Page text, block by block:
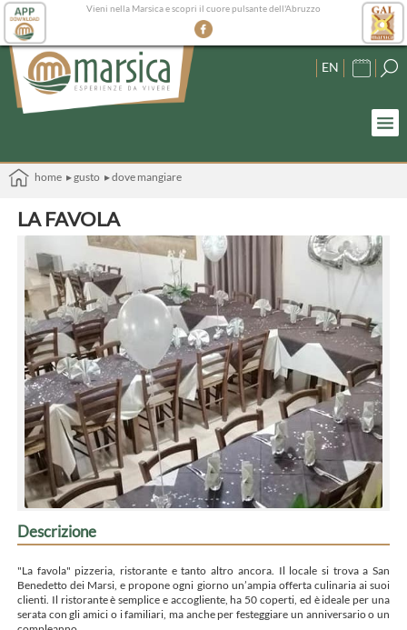
Vieni nella Marsica e scopri il cuore pulsante dell'Abruzzo
EN
home ▸ gusto ▸ dove mangiare
LA FAVOLA
Descrizione
"La favola" pizzeria, ristorante e tanto altro ancora. Il locale si trova a San
Benedetto dei Marsi, e propone ogni giorno un’ampia offerta culinaria ai suoi
clienti. Il ristorante è semplice e accogliente, ha 50 coperti, ed è ideale per una
serata con gli amici o i familiari, ma anche per festeggiare un anniversario o un